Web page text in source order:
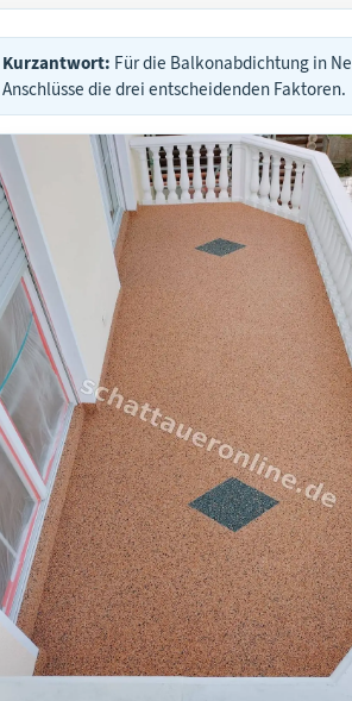
Kurzantwort: Für die Balkonabdichtung in
Anschlüsse die drei entscheidenden Faktoren.